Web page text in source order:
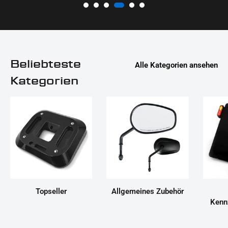
Beliebteste
Kategorien
Alle Kategorien ansehen
Topseller
Allgemeines Zubehör